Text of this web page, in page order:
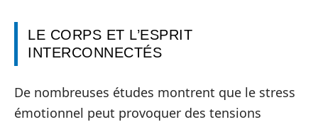
LE CORPS ET L’ESPRIT
INTERCONNECTÉS
De nombreuses études montrent que le stress
émotionnel peut provoquer des tensions